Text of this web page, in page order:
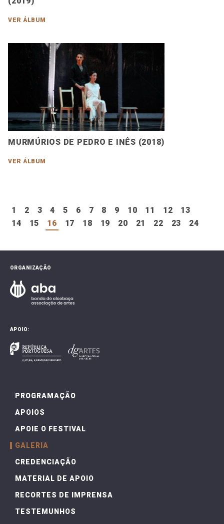
VER ÁLBUM
MURMÚRIOS DE PEDRO E INÊS (2018)
VER ÁLBUM
1 2 3 4 5 6 7 8 9 10 11 12
13
14
15 16 17 18 19 20 21 22 23 24
ORGANIZAÇÃO
APOIO:
PROGRAMAÇÃO
APOIOS
APOIE O FESTIVAL
GALERIA
CREDENCIAÇÃO
MATERIAL DE APOIO
RECORTES DE IMPRENSA
TESTEMUNHOS